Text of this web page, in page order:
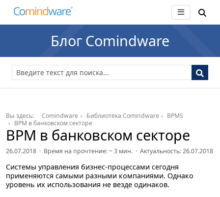
Блог Comindware
Вы здесь: Comindware Библиотека Comindware
BPMS
BPM в банковском секторе
BPM в банковском секторе
26.07.2018 · Время на прочтение: ~3 мин. · Актуальность: 26.07.2018
Системы управления бизнес-процессами сегодня
применяются самыми разными компаниями. Однако
уровень их использования не везде одинаков.